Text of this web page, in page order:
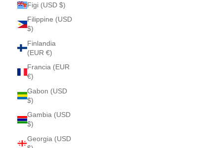
Figi (USD $)
Filippine (USD
$)
Finlandia
(EUR €)
Francia (EUR
€)
Gabon (USD
$)
Gambia (USD
$)
Georgia (USD